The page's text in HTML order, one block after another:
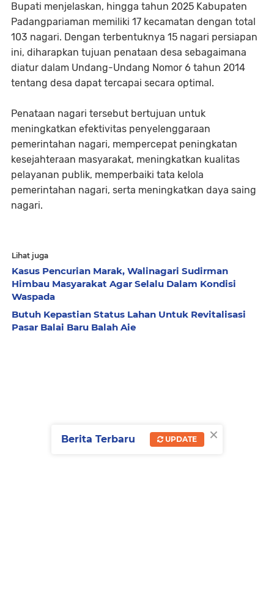
Bupati menjelaskan, hingga tahun 2025 Kabupaten
Padangpariaman memiliki 17 kecamatan dengan total
103 nagari. Dengan terbentuknya 15 nagari persiapan
ini, diharapkan tujuan penataan desa sebagaimana
diatur dalam Undang-Undang Nomor 6 tahun 2014
tentang desa dapat tercapai secara optimal.
Penataan nagari tersebut bertujuan untuk
meningkatkan efektivitas penyelenggaraan
pemerintahan nagari, mempercepat peningkatan
kesejahteraan masyarakat, meningkatkan kualitas
pelayanan publik, memperbaiki tata kelola
pemerintahan nagari, serta meningkatkan daya saing
nagari.
Lihat juga
Kasus Pencurian Marak, Walinagari Sudirman
Himbau Masyarakat Agar Selalu Dalam Kondisi
Waspada
Butuh Kepastian Status Lahan Untuk Revitalisasi
Pasar Balai Baru Balah Aie
×
Berita Terbaru UPDATE